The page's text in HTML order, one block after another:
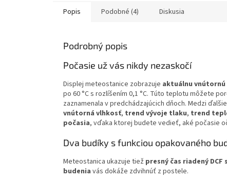
Popis Podobné (4) Diskusia
Podrobný popis
Počasie už vás nikdy nezaskočí
Displej meteostanice zobrazuje aktuálnu vnútornú
po 60 °C s rozlíšením 0,1 °C. Túto teplotu môžete
zaznamenala v predchádzajúcich dňoch. Medzi
vnútorná vlhkosť, trend vývoje tlaku, trend
počasia, vďaka ktorej budete vedieť, aké počasie
Dva budíky s funkciou opakovaného
Meteostanica ukazuje tiež presný čas riadený DCF
budenia vás dokáže zdvihnúť z postele.